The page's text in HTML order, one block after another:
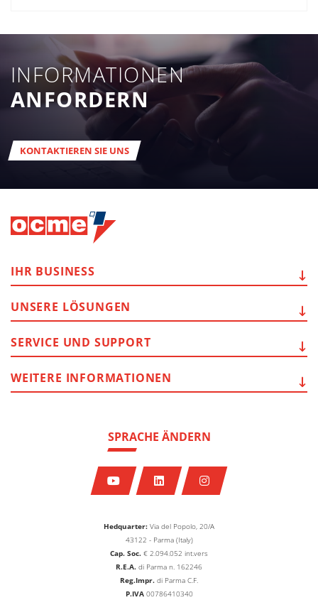
INFORMATIONEN
ANFORDERN
KONTAKTIEREN SIE UNS
Hedquarter: Via del Popolo, 20/A
43122 - Parma (Italy)
Cap. Soc. € 2.094.052 int.vers
R.E.A. di Parma n. 162246
Reg.Impr. di Parma C.F.
P.IVA00786410340
SPRACHE ÄNDERN
IHR BUSINESS
UNSERE LÖSUNGEN
SERVICE UND SUPPORT
WEITERE INFORMATIONEN